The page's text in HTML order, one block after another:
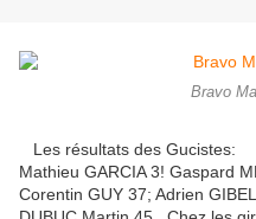
Bravo
Les résultats des Gucistes:
Mathieu GARCIA 3! Gaspard
Corentin GUY 37; Adrien